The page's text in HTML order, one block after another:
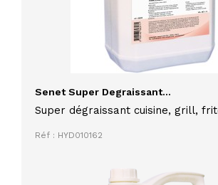
Senet Super Degraissant...
Super dégraissant cuisine, grill,
Réf : HYD010162